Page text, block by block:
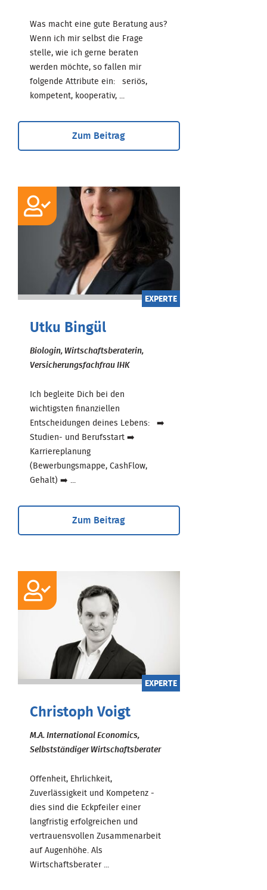
Was macht eine gute Beratung aus?
Wenn ich mir selbst die Frage
stelle, wie ich gerne beraten
werden möchte, so fallen mir
folgende Attribute ein: seriös,
kompetent, kooperativ, ...
Zum Beitrag
EXPERTE
Utku Bingül
Biologin, Wirtschaftsberaterin,
Versicherungsfachfrau IHK
Ich begleite Dich bei den
wichtigsten finanziellen
Entscheidungen deines Lebens: ➡️
Studien- und Berufsstart ➡️
Karriereplanung
(Bewerbungsmappe, CashFlow,
Gehalt) ➡️ ...
Zum Beitrag
EXPERTE
Christoph Voigt
M.A. International Economics,
Selbstständiger Wirtschaftsberater
Offenheit, Ehrlichkeit,
Zuverlässigkeit und Kompetenz -
dies sind die Eckpfeiler einer
langfristig erfolgreichen und
vertrauensvollen Zusammenarbeit
auf Augenhöhe. Als
Wirtschaftsberater ...